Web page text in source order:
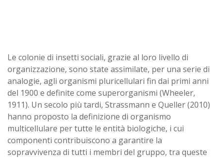
Le colonie di insetti sociali, grazie al loro livello di
organizzazione, sono state assimilate, per una serie di
analogie, agli organismi pluricellulari fin dai primi anni
del 1900 e definite come superorganismi (Wheeler,
1911). Un secolo più tardi, Strassmann e Queller (2010)
hanno proposto la definizione di organismo
multicellulare per tutte le entità biologiche, i cui
componenti contribuiscono a garantire la
sopravvivenza di tutti i membri del gruppo, tra queste